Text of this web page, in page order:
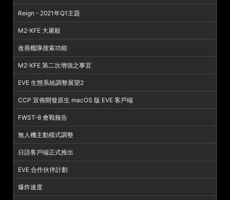
Reign - 2021年Q1主題
M2-XFE 大屠殺
改善艦隊搜索功能
M2-XFE 第二次增強之事宜
EVE 生態系統調整展望2
CCP 宣佈開發原生 macOS 版 EVE 客戶端
FWST-8 會戰報告
無人機主動模式調整
日語客戶端正式推出
EVE 合作伙伴計劃
爆炸速度